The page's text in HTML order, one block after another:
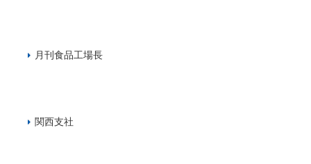
月刊食品工場長
関西支社